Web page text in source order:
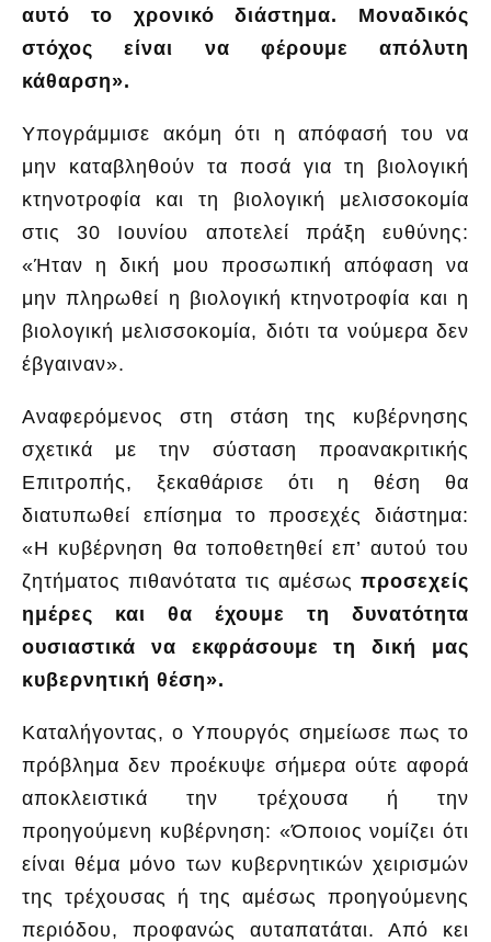
αυτό το χρονικό διάστημα. Μοναδικός
στόχος είναι να φέρουμε απόλυτη
κάθαρση».
Υπογράμμισε ακόμη ότι η απόφασή του να
μην καταβληθούν τα ποσά για τη βιολογική
κτηνοτροφία και τη βιολογική μελισσοκομία
στις 30 Ιουνίου αποτελεί πράξη ευθύνης:
«Ήταν η δική μου προσωπική απόφαση να
μην πληρωθεί η βιολογική κτηνοτροφία και η
βιολογική μελισσοκομία, διότι τα νούμερα δεν
έβγαιναν».
Αναφερόμενος στη στάση της κυβέρνησης
σχετικά με την σύσταση προανακριτικής
Επιτροπής, ξεκαθάρισε ότι η θέση θα
διατυπωθεί επίσημα το προσεχές διάστημα:
«Η κυβέρνηση θα τοποθετηθεί επ’ αυτού του
ζητήματος πιθανότατα τις αμέσως προσεχείς
ημέρες και θα έχουμε τη δυνατότητα
ουσιαστικά να εκφράσουμε τη δική μας
κυβερνητική θέση».
Καταλήγοντας, ο Υπουργός σημείωσε πως το
πρόβλημα δεν προέκυψε σήμερα ούτε αφορά
αποκλειστικά την τρέχουσα ή την
προηγούμενη κυβέρνηση: «Όποιος νομίζει ότι
είναι θέμα μόνο των κυβερνητικών χειρισμών
της τρέχουσας ή της αμέσως προηγούμενης
περιόδου, προφανώς αυταπατάται. Από κει